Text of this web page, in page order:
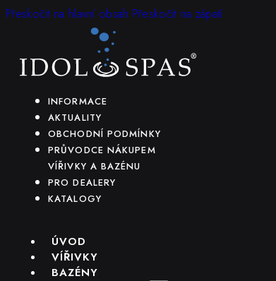
Přeskočit na hlavní obsah Přeskočit na zápatí
INFORMACE
AKTUALITY
OBCHODNÍ PODMÍNKY
PRŮVODCE NÁKUPEM
VÍŘIVKY A BAZÉNU
PRO DEALERY
KATALOGY
ÚVOD
VÍŘIVKY
BAZÉNY